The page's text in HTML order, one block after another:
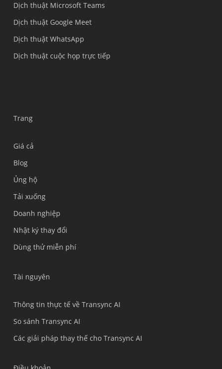
Dịch thuật Microsoft Teams
Dịch thuật Google Meet
Dịch thuật WhatsApp
Dịch thuật cuộc họp trực tiếp
Trang
Giá cả
Blog
Ủng hộ
Tải xuống
Doanh nghiệp
Nhật ký thay đổi
Dùng thử miễn phí
Tài nguyên
Thông tin thực tế về Transync AI
So sánh Transync AI
Các giải pháp thay thế cho Transync AI